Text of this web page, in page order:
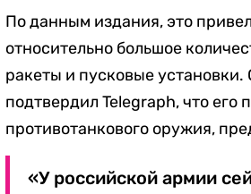
По данным издания, это
относительно большое
ракеты и пусковые
подтвердил Telegraph, что его
противотанкового оружия,
«У российской армии